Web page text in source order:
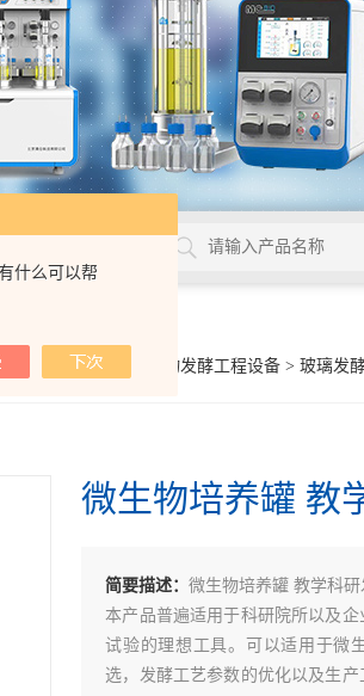
什么可以帮
产品展示 生物发酵工程设备 > 玻璃发
微生物培养罐 教
简要描述：微生物培养罐 教学科研
本产品普遍适用于科研院所以及
试验的理想工具。可以适用于微
选，发酵工艺参数的优化以及生